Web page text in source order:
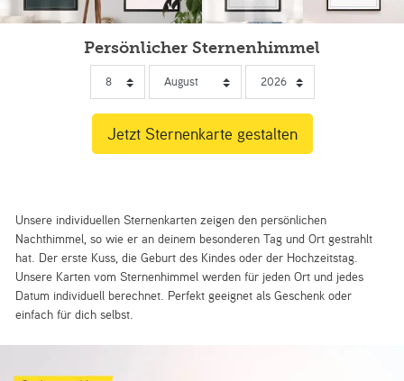
Persönlicher Sternenhimmel
Unsere individuellen Sternenkarten zeigen den persönlichen
Nachthimmel, so wie er an deinem besonderen Tag und Ort gestrahlt
hat. Der erste Kuss, die Geburt des Kindes oder der Hochzeitstag.
Unsere Karten vom Sternenhimmel werden für jeden Ort und jedes
Datum individuell berechnet. Perfekt geeignet als Geschenk oder
einfach für dich selbst.